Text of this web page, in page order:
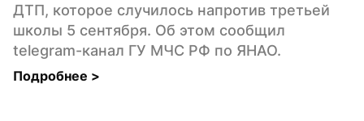
ДТП, которое случилось напротив третьей
школы 5 сентября. Об этом сообщил
telegram-канал ГУ МЧС РФ по ЯНАО.
Подробнее >